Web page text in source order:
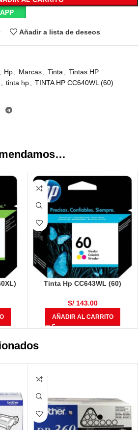
Añadir a lista de deseos
Hp Marcas Tinta
Tintas HP
tinta hp
TINTA HP CC640WL (60)
Tinta Hp CC643WL (60)
S/143.00
AÑADIR AL CARRITO